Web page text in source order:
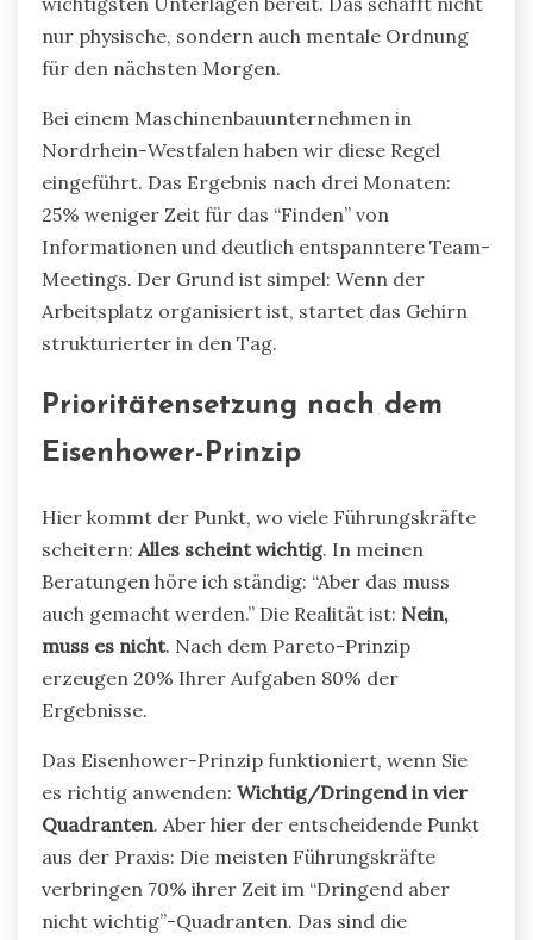
nur physische, sondern auch mentale Ordnung
für den nächsten Morgen.
Bei einem Maschinenbauunternehmen in
Nordrhein-Westfalen haben wir diese Regel
eingeführt. Das Ergebnis nach drei Monaten:
25% weniger Zeit für das “Finden” von
Informationen und deutlich entspanntere Team-
Meetings. Der Grund ist simpel: Wenn der
Arbeitsplatz organisiert ist, startet das Gehirn
strukturierter in den Tag.
Prioritätensetzung nach dem
Eisenhower-Prinzip
Hier kommt der Punkt, wo viele Führungskräfte
scheitern: Alles scheint wichtig. In meinen
Beratungen höre ich ständig: “Aber das muss
auch gemacht werden.” Die Realität ist: Nein,
muss es nicht. Nach dem Pareto-Prinzip
erzeugen 20% Ihrer Aufgaben 80% der
Ergebnisse.
Das Eisenhower-Prinzip funktioniert, wenn Sie
es richtig anwenden: Wichtig/Dringend in vier
Quadranten. Aber hier der entscheidende Punkt
aus der Praxis: Die meisten Führungskräfte
verbringen 70% ihrer Zeit im “Dringend aber
nicht wichtig”-Quadranten. Das sind die